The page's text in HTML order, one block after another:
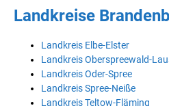
Landkreise
Landkreis Elbe-Elster
Landkreis Oberspreewald-
Landkreis Oder-Spree
Landkreis Spree-Neiße
Landkreis Teltow-Fläming